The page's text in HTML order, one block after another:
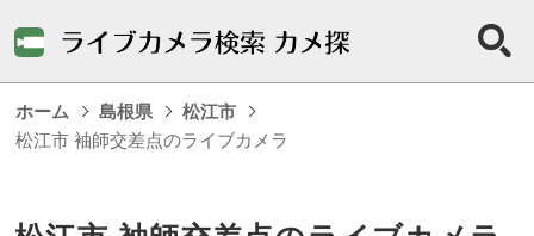
ホーム 島根県
松江市
松江市 袖師交差点のライブカメラ